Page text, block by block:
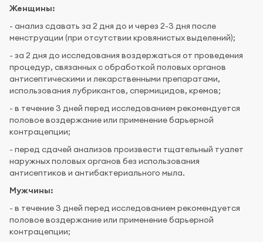
Женщины:
- анализ сдавать за 2 дня до и через 2-3 дня после
менструации (при отсутствии кровянистых выделений);
- за 2 дня до исследования воздержаться от проведения
процедур, связанных с обработкой половых органов
антисептическими и лекарственными препаратами,
использования лубрикантов, спермицидов, кремов;
- в течение 3 дней перед исследованием рекомендуется
половое воздержание или применение барьерной
контрацепции;
- перед сдачей анализов произвести тщательный туалет
наружных половых органов без использования
антисептиков и антибактериального мыла.
Мужчины:
- в течение 3 дней перед исследованием рекомендуется
половое воздержание или применение барьерной
контрацепции;